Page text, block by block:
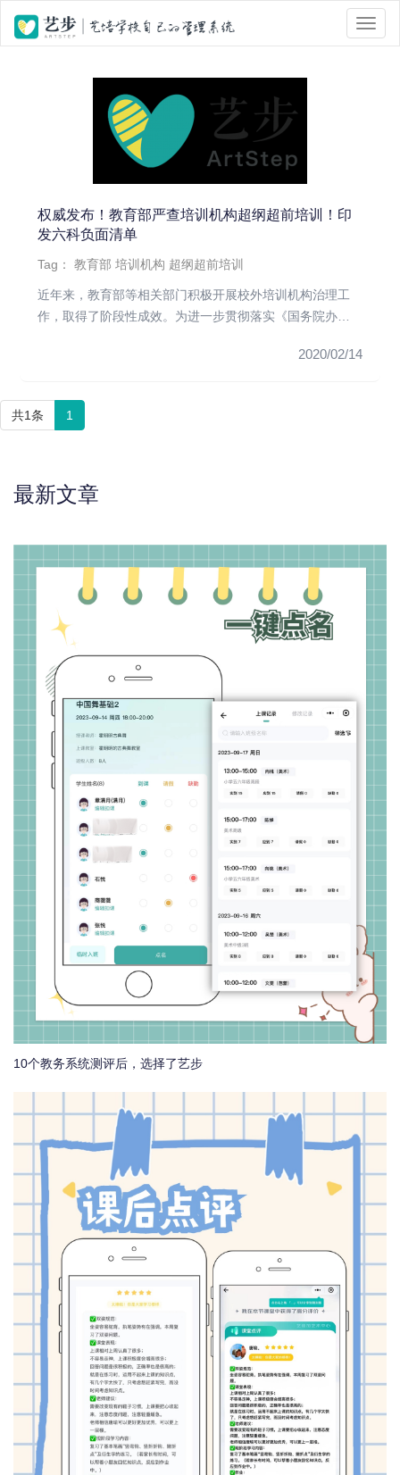
位置 : 首页 > Tag 标签页面 > 超纲超前培训
权威发布！教育部严查培训机构超纲超前培训！印
发六科负面清单
Tag：教育部 培训机构 超纲超前培训
近年来，教育部等相关部门积极开展校外培训机构治理工
作，取得了阶段性成效。为进一步贯彻落实《国务院办公
2020/02/14
共1条 1
最新文章
10个教务系统测评后，选择了艺步